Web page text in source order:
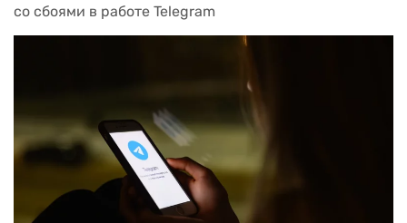
со сбоями в работе Telegram